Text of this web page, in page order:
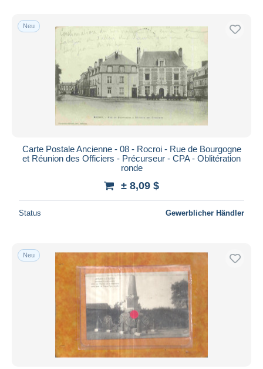
Kostenloser Versand
Zahlungsmethoden
PayPal
Banküberweisung
Visa
Bancontact
Maestro
Wohnsitz des Verkäufers
Weltweit
Übernehmen
Neu
Carte Postale Ancienne - 08 - Rocroi - Rue de Bourgogne
et Réunion des Officiers - Précurseur - CPA - Oblitération
ronde
± 8,09 $
Status Gewerblicher Händler
Neu